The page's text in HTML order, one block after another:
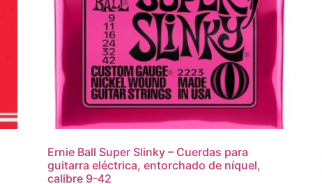
Ernie Ball Super Slinky – Cuerdas para
guitarra eléctrica, entorchado de níquel,
calibre 9-42